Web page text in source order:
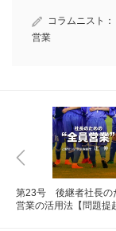
コラムニスト：
営業
第23号 後継者社長の
営業の活用法【問題提